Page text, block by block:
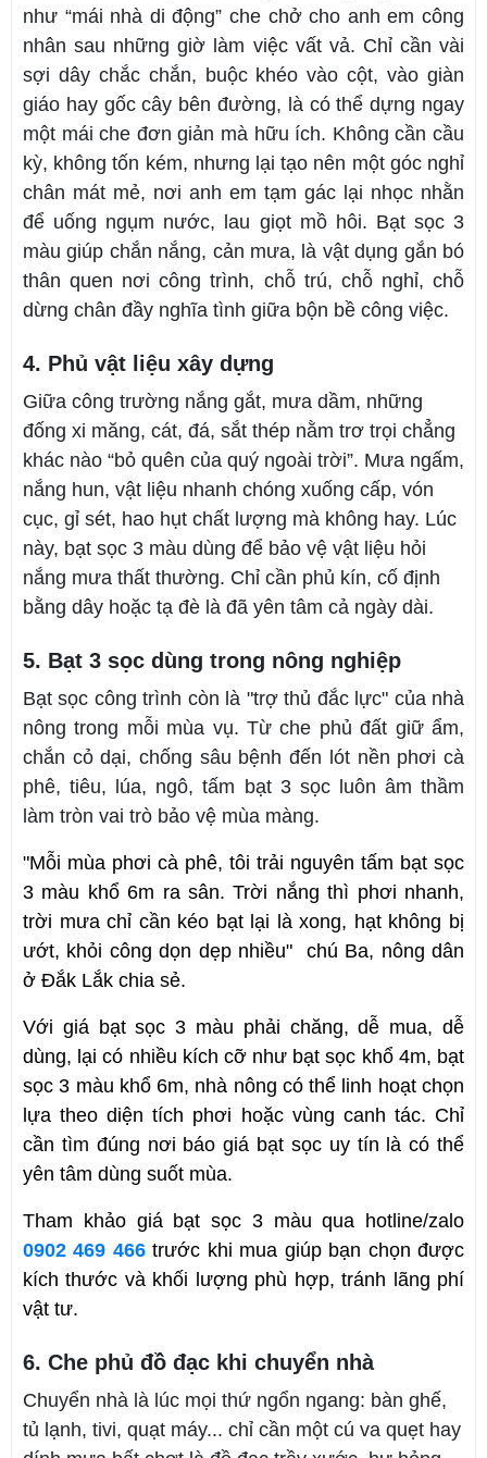
như “mái nhà di động” che chở cho anh em công
nhân sau những giờ làm việc vất vả. Chỉ cần vài
sợi dây chắc chắn, buộc khéo vào cột, vào giàn
giáo hay gốc cây bên đường, là có thể dựng ngay
một mái che đơn giản mà hữu ích. Không cần cầu
kỳ, không tốn kém, nhưng lại tạo nên một góc nghỉ
chân mát mẻ, nơi anh em tạm gác lại nhọc nhằn
để uống ngụm nước, lau giọt mồ hôi. Bạt sọc 3
màu giúp chắn nắng, cản mưa, là vật dụng gắn bó
thân quen nơi công trình, chỗ trú, chỗ nghỉ, chỗ
dừng chân đầy nghĩa tình giữa bộn bề công việc.
4. Phủ vật liệu xây dựng
Giữa công trường nắng gắt, mưa dầm, những
đống xi măng, cát, đá, sắt thép nằm trơ trọi chẳng
khác nào “bỏ quên của quý ngoài trời”. Mưa ngấm,
nắng hun, vật liệu nhanh chóng xuống cấp, vón
cục, gỉ sét, hao hụt chất lượng mà không hay. Lúc
này, bạt sọc 3 màu dùng để bảo vệ vật liệu hỏi
nắng mưa thất thường. Chỉ cần phủ kín, cố định
bằng dây hoặc tạ đè là đã yên tâm cả ngày dài.
5. Bạt 3 sọc dùng trong nông nghiệp
Bạt sọc công trình còn là "trợ thủ đắc lực" của nhà
nông trong mỗi mùa vụ. Từ che phủ đất giữ ẩm,
chắn cỏ dại, chống sâu bệnh đến lót nền phơi cà
phê, tiêu, lúa, ngô, tấm bạt 3 sọc luôn âm thầm
làm tròn vai trò bảo vệ mùa màng.
"Mỗi mùa phơi cà phê, tôi trải nguyên tấm bạt sọc
3 màu khổ 6m ra sân. Trời nắng thì phơi nhanh,
trời mưa chỉ cần kéo bạt lại là xong, hạt không bị
ướt, khỏi công dọn dẹp nhiều"  chú Ba, nông dân
ở Đắk Lắk chia sẻ.
Với giá bạt sọc 3 màu phải chăng, dễ mua, dễ
dùng, lại có nhiều kích cỡ như bạt sọc khổ 4m, bạt
sọc 3 màu khổ 6m, nhà nông có thể linh hoạt chọn
lựa theo diện tích phơi hoặc vùng canh tác. Chỉ
cần tìm đúng nơi báo giá bạt sọc uy tín là có thể
yên tâm dùng suốt mùa.
0902 469 466 trước khi mua giúp bạn chọn được
kích thước và khối lượng phù hợp, tránh lãng phí
vật tư.
6. Che phủ đồ đạc khi chuyển nhà
Chuyển nhà là lúc mọi thứ ngổn ngang: bàn ghế,
tủ lạnh, tivi, quạt máy... chỉ cần một cú va quẹt hay